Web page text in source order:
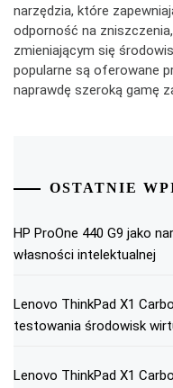
narzędzia, które
odporność na
zmieniającym się
popularne są oferowane
naprawdę szeroką gamę
OSTATNIE
HP ProOne 440 G9 jako
własności intelektualnej
Lenovo ThinkPad X1
testowania środowisk
Lenovo ThinkPad X1